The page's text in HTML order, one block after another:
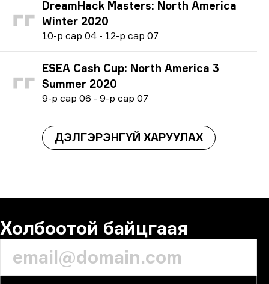
DreamHack Masters: North America
Winter 2020
10-р сар 04 - 12-р сар 07
ESEA Cash Cup: North America 3
Summer 2020
9-р сар 06 - 9-р сар 07
ДЭЛГЭРЭНГҮЙ ХАРУУЛАХ
Холбоотой байцгаая